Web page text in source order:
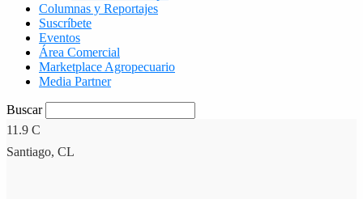
Columnas y Reportajes
Suscríbete
Eventos
Área Comercial
Marketplace Agropecuario
Media Partner
Buscar
11.9 C
Santiago, CL